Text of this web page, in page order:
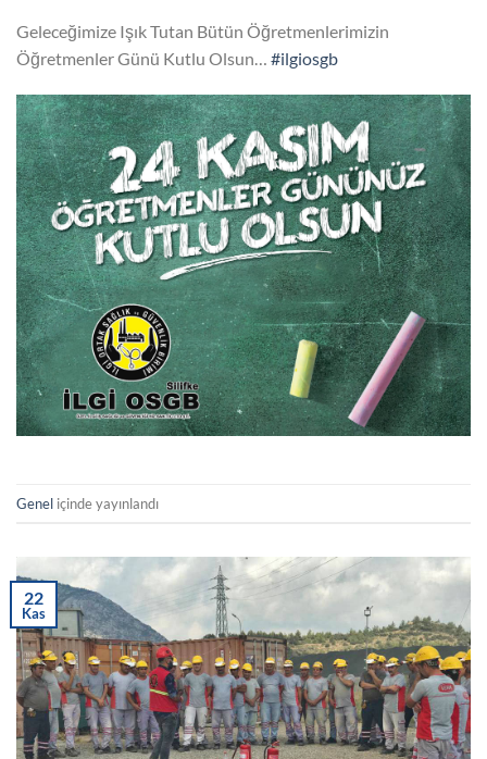
Geleceğimize Işık Tutan Bütün Öğretmenlerimizin
Öğretmenler Günü Kutlu Olsun… #ilgiosgb
Genel içinde yayınlandı
22
Kas